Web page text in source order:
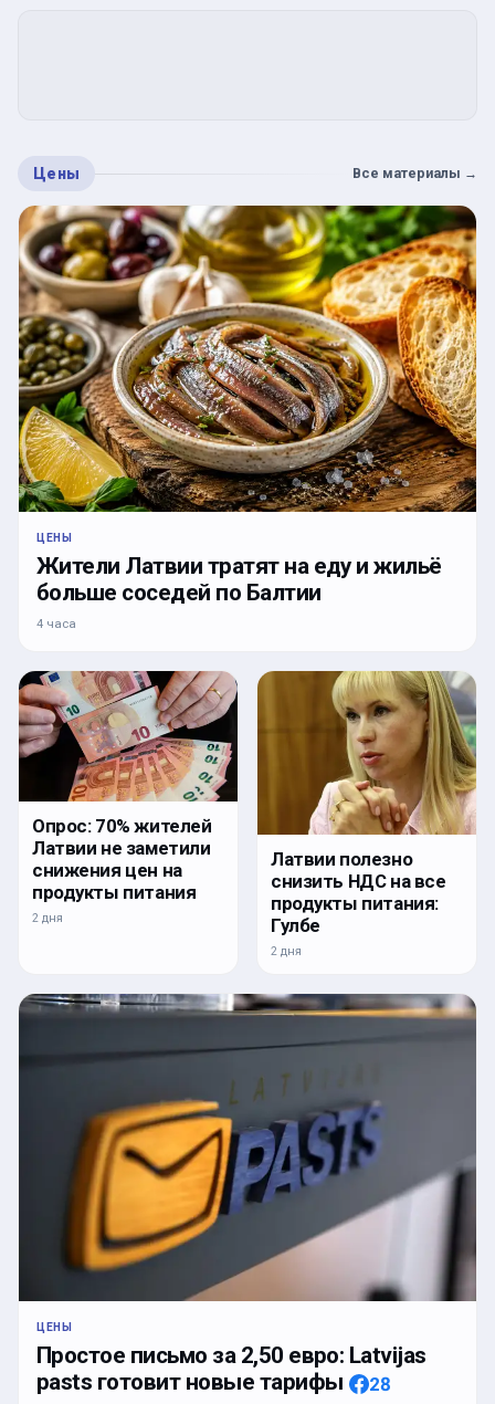
Цены Все материалы →
ЦЕНЫ
Жители Латвии тратят на еду и жильё
больше соседей по Балтии
4 часа
Опрос: 70% жителей
Латвии не заметили
снижения цен на
продукты питания
2 дня
Латвии полезно
снизить НДС на все
продукты питания:
Гулбе
2 дня
ЦЕНЫ
Простое письмо за 2,50 евро: Latvijas
pasts готовит новые тарифы
28